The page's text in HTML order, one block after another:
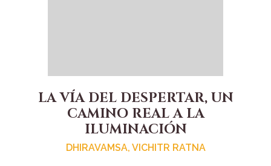
LA VÍA DEL DESPERTAR, UN
CAMINO REAL A LA
ILUMINACIÓN
DHIRAVAMSA, VICHITR RATNA